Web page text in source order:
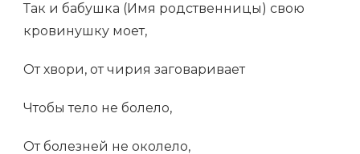
Так и бабушка (Имя родственницы) свою
кровинушку моет,
От хвори, от чирия заговаривает
Чтобы тело не болело,
От болезней не околело,